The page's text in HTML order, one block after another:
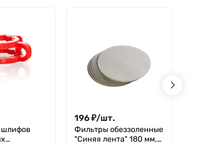
196₽/шт.
Фильтры обеззоленные
"Синяя лента" 180 мм,